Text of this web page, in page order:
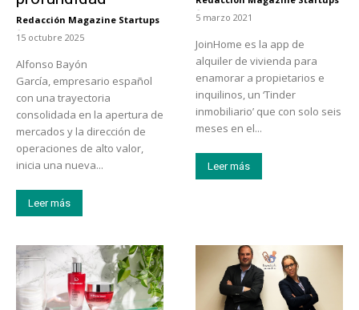
Redacción Magazine Startups
-
15 octubre 2025
Alfonso Bayón
García, empresario español
con una trayectoria
consolidada en la apertura de
mercados y la dirección de
operaciones de alto valor,
inicia una nueva...
Leer más
-
5 marzo 2021
JoinHome es la app de
alquiler de vivienda para
enamorar a propietarios e
inquilinos, un ‘Tinder
inmobiliario’ que con solo seis
meses en el...
Leer más